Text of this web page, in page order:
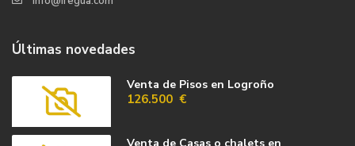
Últimas novedades
Venta de Pisos en Logroño
126.500 €